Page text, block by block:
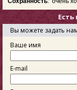
Есть
Вы можете задать
Ваше имя
E-mail